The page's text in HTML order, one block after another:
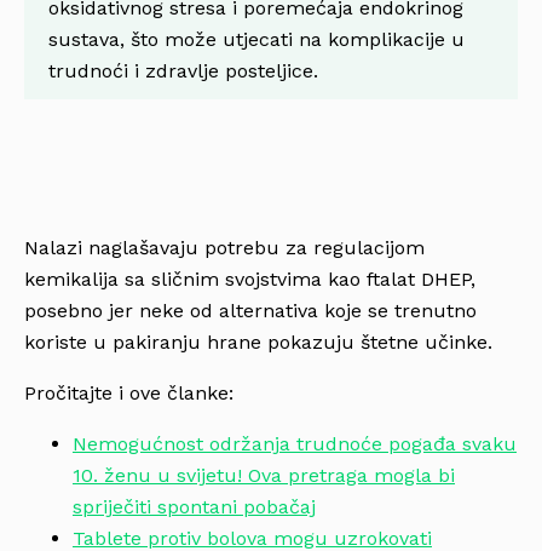
oksidativnog stresa i poremećaja endokrinog
sustava, što može utjecati na komplikacije u
trudnoći i zdravlje posteljice.
Nalazi naglašavaju potrebu za regulacijom
kemikalija sa sličnim svojstvima kao ftalat DHEP,
posebno jer neke od alternativa koje se trenutno
koriste u pakiranju hrane pokazuju štetne učinke.
Pročitajte i ove članke:
Nemogućnost održanja trudnoće pogađa svaku
10. ženu u svijetu! Ova pretraga mogla bi
spriječiti spontani pobačaj
Tablete protiv bolova mogu uzrokovati